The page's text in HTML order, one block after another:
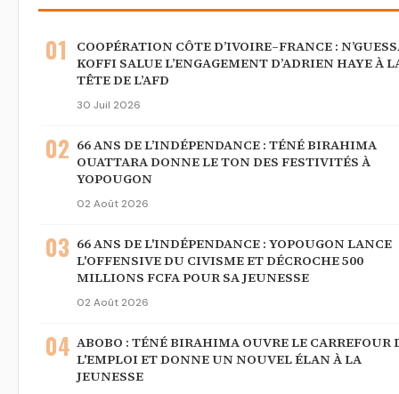
01
COOPÉRATION CÔTE D’IVOIRE–FRANCE :
KOFFI SALUE L’ENGAGEMENT D’ADRIEN HAYE À
TÊTE DE L’AFD
30 Juil 2026
02 66 ANS DE L’INDÉPENDANCE : TÉNÉ BIRAHIMA
OUATTARA DONNE LE TON DES FESTIVITÉS À
YOPOUGON
02 Août 2026
03 66 ANS DE L'INDÉPENDANCE : YOPOUGON LANCE
L'OFFENSIVE DU CIVISME ET DÉCROCHE 500
MILLIONS FCFA POUR SA JEUNESSE
02 Août 2026
04 ABOBO : TÉNÉ BIRAHIMA OUVRE LE CARREFOUR
L'EMPLOI ET DONNE UN NOUVEL ÉLAN À LA
JEUNESSE